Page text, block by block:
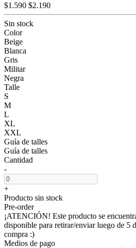
$1.590 $2.190
Sin stock
Color
Beige
Blanca
Gris
Militar
Negra
Talle
S
M
L
XL
XXL
Guía de talles
Guía de talles
Cantidad
-
+
Producto sin stock
Pre-order
¡ATENCIÓN! Este producto se
disponible para retirar/enviar luego de 5
compra :)
Medios de pago